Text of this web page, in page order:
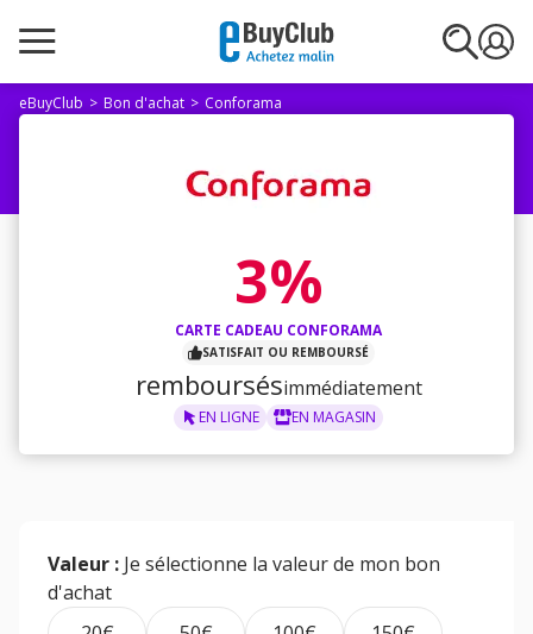
eBuyClub Bon d'achat Conforama
3%
CARTE CADEAU CONFORAMA
SATISFAIT OU REMBOURSÉ
remboursésimmédiatement
EN LIGNE EN MAGASIN
Valeur : Je sélectionne la valeur de mon bon
d'achat